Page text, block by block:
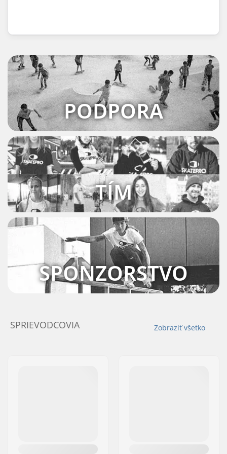
PODPORA
KOMUNITY
TÍM
SPONZORSTVO
Zobraziť všetko
SPRIEVODCOVIA